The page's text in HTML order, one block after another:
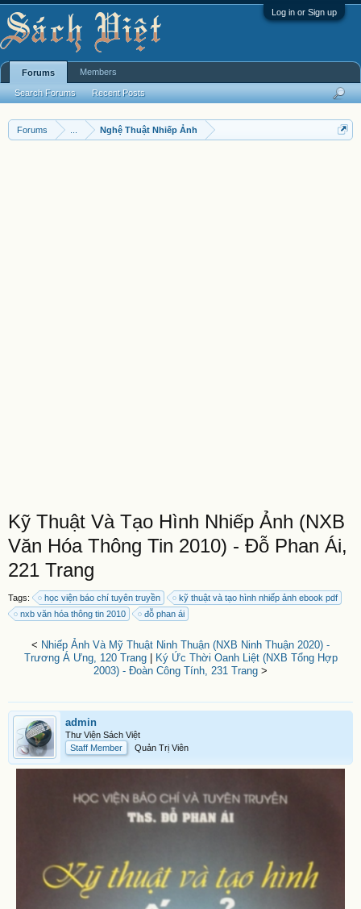
Log in or Sign up
Forums Nghệ Thuật Nhiếp Ảnh
Kỹ Thuật Và Tạo Hình Nhiếp Ảnh (NXB
Văn Hóa Thông Tin 2010) - Đỗ Phan Ái,
221 Trang
Tags: học viện báo chí tuyên truyền
kỹ thuật và tạo hình nhiếp ảnh ebook pdf
nxb văn hóa thông tin 2010
đỗ phan ái
< Nhiếp Ảnh Và Mỹ Thuật Ninh Thuận (NXB Ninh Thuận 2020) -
Trương Á Ưng, 120 Trang|
Ký Ức Thời Oanh Liệt (NXB Tổng Hợp
2003) - Đoàn Công Tính, 231 Trang >
admin
Thư Viện Sách Việt
Staff Member
Quản Trị Viên
Forums
Search Forums Recent Posts
Members